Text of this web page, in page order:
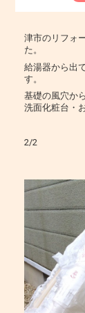
津市のリフォ
た。
給湯器から出
す。
基礎の風穴か
洗面化粧台・
2/2